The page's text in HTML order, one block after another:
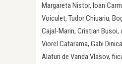
Margareta Nistor, Ioan
Voiculet, Tudor Chiuariu,
Cajal-Marin, Cristian Busoi,
Viorel Catarama, Gabi
Alaturi de Vanda Vlasov,